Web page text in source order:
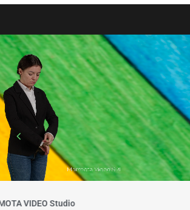
MARMOTA VIDEO Clipuri si promovare